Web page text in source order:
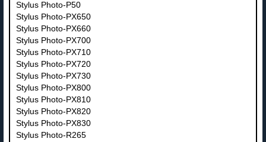
Stylus Photo-P50
Stylus Photo-PX650
Stylus Photo-PX660
Stylus Photo-PX700
Stylus Photo-PX710
Stylus Photo-PX720
Stylus Photo-PX730
Stylus Photo-PX800
Stylus Photo-PX810
Stylus Photo-PX820
Stylus Photo-PX830
Stylus Photo-R265